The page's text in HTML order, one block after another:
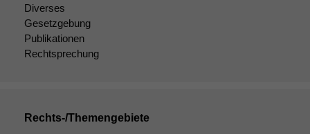
Diverses
Gesetzgebung
Publikationen
Rechtsprechung
Rechts-/Themengebiete